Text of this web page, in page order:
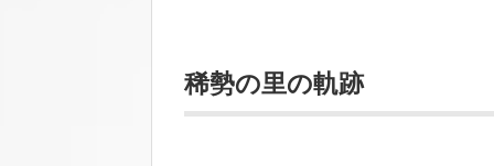
稀勢の里の軌跡